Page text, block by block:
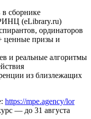
в сборнике
(eLibrary.ru)
ординаторов
ценные призы и
и реальные алгоритмы
из близлежащих
https://mpe.agency/lor
— до 31 августа